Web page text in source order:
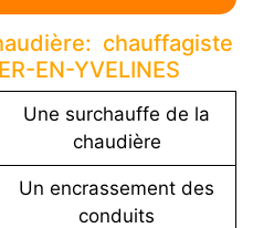
chauffagiste
EN-YVELINES
Une surchauffe de la
chaudière
Un encrassement des
conduits